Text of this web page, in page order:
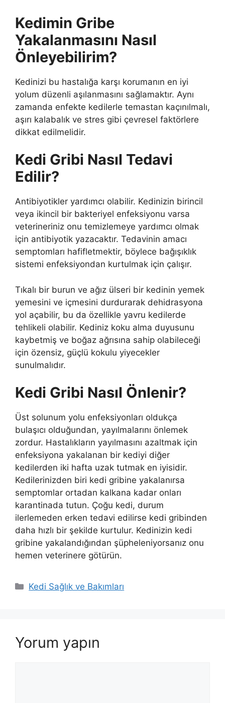
Kedimin Gribe
Yakalanmasını Nasıl
Önleyebilirim?
Kedinizi bu hastalığa karşı korumanın en iyi
yolum düzenli aşılanmasını sağlamaktır. Aynı
zamanda enfekte kedilerle temastan kaçınılmalı,
aşırı kalabalık ve stres gibi çevresel faktörlere
dikkat edilmelidir.
Kedi Gribi Nasıl Tedavi
Edilir?
Antibiyotikler yardımcı olabilir. Kedinizin birincil
veya ikincil bir bakteriyel enfeksiyonu varsa
veterineriniz onu temizlemeye yardımcı olmak
için antibiyotik yazacaktır. Tedavinin amacı
semptomları hafifletmektir, böylece bağışıklık
sistemi enfeksiyondan kurtulmak için çalışır.
Tıkalı bir burun ve ağız ülseri bir kedinin yemek
yemesini ve içmesini durdurarak dehidrasyona
yol açabilir, bu da özellikle yavru kedilerde
tehlikeli olabilir. Kediniz koku alma duyusunu
kaybetmiş ve boğaz ağrısına sahip olabileceği
için özensiz, güçlü kokulu yiyecekler
sunulmalıdır.
Kedi Gribi Nasıl Önlenir?
Üst solunum yolu enfeksiyonları oldukça
bulaşıcı olduğundan, yayılmalarını önlemek
zordur. Hastalıkların yayılmasını azaltmak için
enfeksiyona yakalanan bir kediyi diğer
kedilerden iki hafta uzak tutmak en iyisidir.
Kedilerinizden biri kedi gribine yakalanırsa
semptomlar ortadan kalkana kadar onları
karantinada tutun. Çoğu kedi, durum
ilerlemeden erken tedavi edilirse kedi gribinden
daha hızlı bir şekilde kurtulur. Kedinizin kedi
gribine yakalandığından şüpheleniyorsanız onu
hemen veterinere götürün.
Kategoriler
Kedi Sağlık ve Bakımları
Yorum yapın